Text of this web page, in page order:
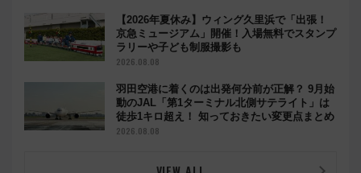
【2026年夏休み】ウィング久里浜で「出張！
京急ミュージアム」開催！入場無料でスタンプ
ラリーや子ども制服撮影も
2026.08.08
羽田空港に着くのは出発何分前が正解？ 9月始
動のJAL「第1ターミナル北側サテライト」は
徒歩1キロ超え！ 知っておきたい変更点まとめ
2026.08.08